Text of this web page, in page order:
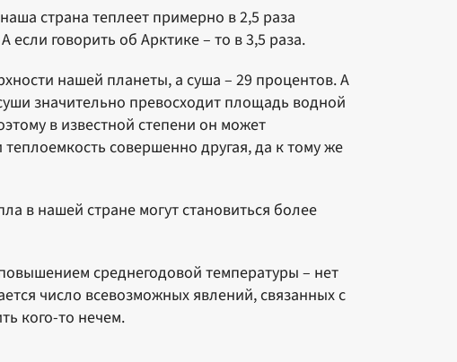
страна теплеет примерно в 2,5 раза
если говорить об Арктике – то в 3,5 раза.
нашей планеты, а суша – 29 процентов. А
значительно превосходит площадь водной
в известной степени он может
совершенно другая, да к тому же
в нашей стране могут становиться более
среднегодовой температуры – нет
число всевозможных явлений, связанных с
кого-то нечем.